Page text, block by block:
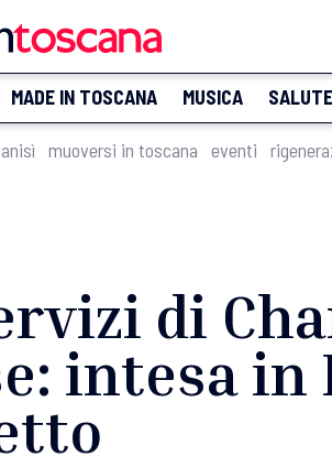
MADE IN TOSCANA MUSICA SALUTE
muoversi in toscana eventi
di
intesa in